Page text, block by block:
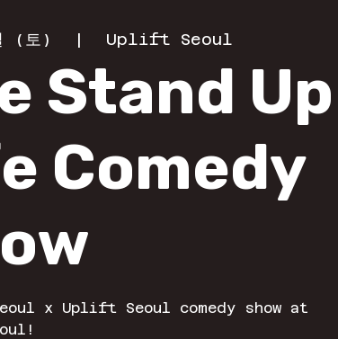
(토)
  |
Uplift Seoul
Stand Up
Comedy
x Uplift Seoul comedy show at